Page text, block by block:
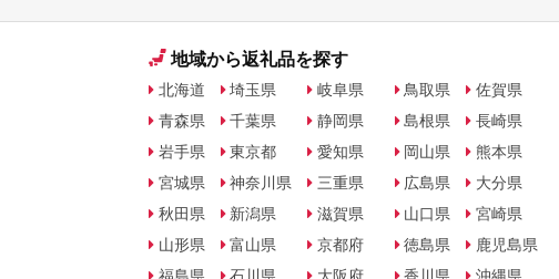
地域から返礼品を探す
北海道
青森県
岩手県
宮城県
秋田県
山形県
福島県
埼玉県
千葉県
東京都
神奈川県
新潟県
富山県
石川県
岐阜県
静岡県
愛知県
三重県
滋賀県
京都府
大阪府
鳥取県
島根県
岡山県
広島県
山口県
徳島県
香川県
佐賀県
長崎県
熊本県
大分県
宮崎県
鹿児島県
沖縄県